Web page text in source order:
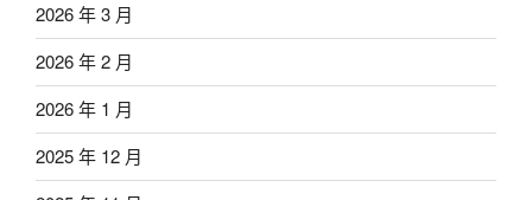
2026 年 3 月
2026 年 2 月
2026 年 1 月
2025 年 12 月